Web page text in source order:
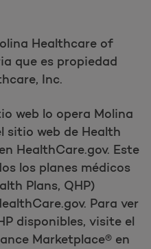
Healthcare of
que es propiedad
Inc.
web lo opera Molina
sitio web de Health
HealthCare.gov. Este
los planes médicos
Plans, QHP)
Para ver
disponibles, visite el
Marketplace® en